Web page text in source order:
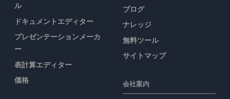
ル
ドキュメントエディター
プレゼンテーションメーカ
ー
表計算エディター
価格
ブログ
ナレッジ
無料ツール
サイトマップ
会社案内